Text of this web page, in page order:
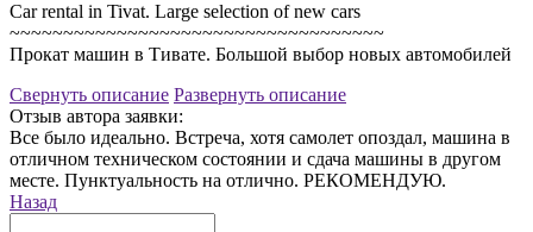
Car rental in Tivat. Large selection of new cars
~~~~~~~~~~~~~~~~~~~~~~~~~~~~~~~~~~~
Прокат машин в Тивате. Большой выбор новых автомобилей
Свернуть описание Развернуть описание
Отзыв автора заявки:
Все было идеально. Встреча, хотя самолет опоздал, машина в
отличном техническом состоянии и сдача машины в другом
месте. Пунктуальность на отлично. РЕКОМЕНДУЮ.
Назад